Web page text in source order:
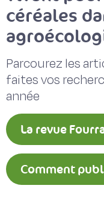
céréales
Parcourez les
faites vos
année
La revue
Comment